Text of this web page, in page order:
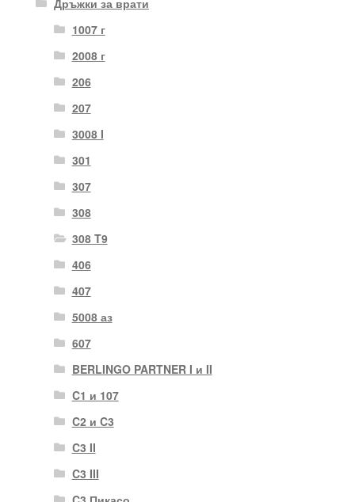
Дръжки за врати
1007 г
2008 г
206
207
3008 I
301
307
308
308 T9
406
407
5008 аз
607
BERLINGO PARTNER I и II
C1 и 107
C2 и C3
C3 II
C3 III